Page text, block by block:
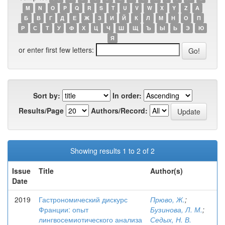
M
N O P Q R S T U V W X Y Z
А
Б
В Г Д Е Ж З И Й К Л М Н О
П
Р
С Т У Ф Х Ц Ч Ш Щ Ъ Ы Ь Э
Ю
Я
or enter first few letters:
Sort by:
In order:
Results/Page
Authors/Record:
Showing results 1 to 2 of 2
Issue
Date
Title Author(s)
2019
Гастрономический дискурс
Франции: опыт
лингвосемиотического анализа
Прюво, Ж.;
Бузинова, Л. М.;
Седых, Н. В.